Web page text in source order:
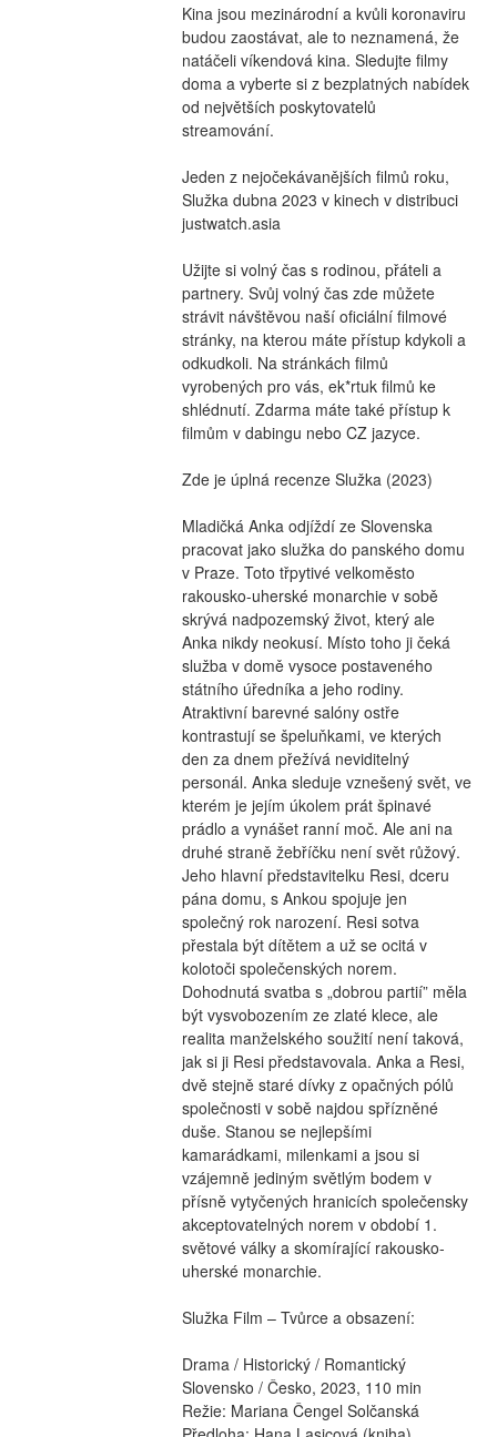
Kina jsou mezinárodní a kvůli koronaviru
budou zaostávat, ale to neznamená, že
natáčeli víkendová kina. Sledujte filmy
doma a vyberte si z bezplatných nabídek
od největších poskytovatelů
streamování.
Jeden z nejočekávanějších filmů roku,
Služka dubna 2023 v kinech v distribuci
justwatch.asia
Užijte si volný čas s rodinou, přáteli a
partnery. Svůj volný čas zde můžete
strávit návštěvou naší oficiální filmové
stránky, na kterou máte přístup kdykoli a
odkudkoli. Na stránkách filmů
vyrobených pro vás, ek*rtuk filmů ke
shlédnutí. Zdarma máte také přístup k
filmům v dabingu nebo CZ jazyce.
Zde je úplná recenze Služka (2023)
Mladičká Anka odjíždí ze Slovenska
pracovat jako služka do panského domu
v Praze. Toto třpytivé velkoměsto
rakousko-uherské monarchie v sobě
skrývá nadpozemský život, který ale
Anka nikdy neokusí. Místo toho ji čeká
služba v domě vysoce postaveného
státního úředníka a jeho rodiny.
Atraktivní barevné salóny ostře
kontrastují se špeluňkami, ve kterých
den za dnem přežívá neviditelný
personál. Anka sleduje vznešený svět, ve
kterém je jejím úkolem prát špinavé
prádlo a vynášet ranní moč. Ale ani na
druhé straně žebříčku není svět růžový.
Jeho hlavní představitelku Resi, dceru
pána domu, s Ankou spojuje jen
společný rok narození. Resi sotva
přestala být dítětem a už se ocitá v
kolotoči společenských norem.
Dohodnutá svatba s „dobrou partií” měla
být vysvobozením ze zlaté klece, ale
realita manželského soužití není taková,
jak si ji Resi představovala. Anka a Resi,
dvě stejně staré dívky z opačných pólů
společnosti v sobě najdou spřízněné
duše. Stanou se nejlepšími
kamarádkami, milenkami a jsou si
vzájemně jediným světlým bodem v
přísně vytyčených hranicích společensky
akceptovatelných norem v období 1.
světové války a skomírající rakousko-
uherské monarchie.
Služka Film – Tvůrce a obsazení:
Drama / Historický / Romantický
Slovensko / Česko, 2023, 110 min
Režie: Mariana Čengel Solčanská